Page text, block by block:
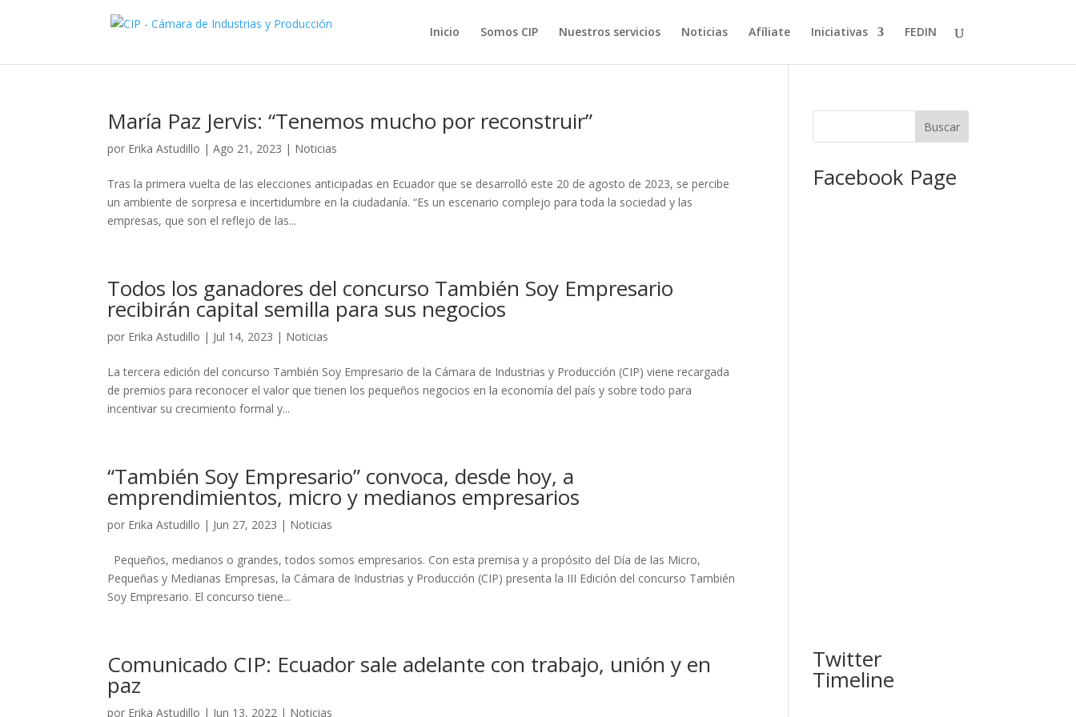
Inicio Somos CIP Nuestros servicios Noticias Afíliate Iniciativas FEDIN
María Paz Jervis: “Tenemos mucho por reconstruir”
por Erika Astudillo |Ago 21, 2023 | Noticias
Tras la primera vuelta de las elecciones anticipadas en Ecuador que se desarrolló este 20 de agosto de 2023, se percibe
un ambiente de sorpresa e incertidumbre en la ciudadanía. “Es un escenario complejo para toda la sociedad y las
empresas, que son el reflejo de las...
Todos los ganadores del concurso También Soy Empresario
recibirán capital semilla para sus negocios
por Erika Astudillo | Jul 14, 2023 | Noticias
La tercera edición del concurso También Soy Empresario de la Cámara de Industrias y Producción (CIP) viene recargada
de premios para reconocer el valor que tienen los pequeños negocios en la economía del país y sobre todo para
incentivar su crecimiento formal y...
“También Soy Empresario” convoca, desde hoy, a
emprendimientos, micro y medianos empresarios
por Erika Astudillo | Jun 27, 2023 | Noticias
Pequeños, medianos o grandes, todos somos empresarios. Con esta premisa y a propósito del Día de las Micro,
Pequeñas y Medianas Empresas, la Cámara de Industrias y Producción (CIP) presenta la III Edición del concurso También
Soy Empresario. El concurso tiene...
Comunicado CIP: Ecuador sale adelante con trabajo, unión y en
paz
por Erika Astudillo | Jun 13, 2022 | Noticias
Facebook Page
Twitter
Timeline